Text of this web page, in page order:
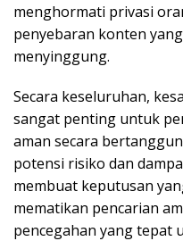
menghormati privasi
penyebaran konten
menyinggung.
Secara keseluruhan,
sangat penting untuk
aman secara
potensi risiko dan
membuat keputusan
mematikan pencarian
pencegahan yang tepat